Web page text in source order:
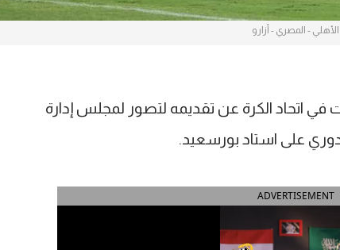
الأهلي - المصري - أزارو
اتحاد الكرة عن تقديمه لتصور لمجلس إدارة
على استاد بورسعيد.
ADVERTISEMENT